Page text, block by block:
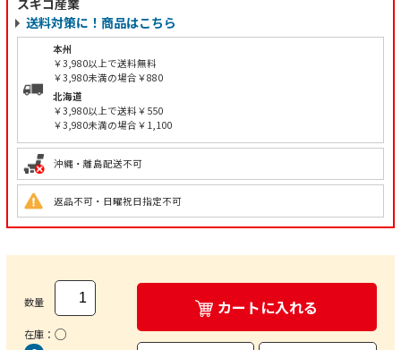
スギコ産業
送料対策に！商品はこちら
本州
￥3,980以上で送料無料
￥3,980未満の場合￥880
北海道
￥3,980以上で送料￥550
￥3,980未満の場合￥1,100
沖縄・離島配送不可
返品不可・日曜祝日指定不可
数量
在庫： ○
カートに入れる